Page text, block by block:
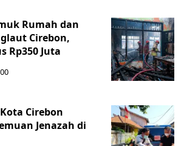
Rumah dan
Cirebon,
Rp350 Juta
Cirebon
Jenazah di